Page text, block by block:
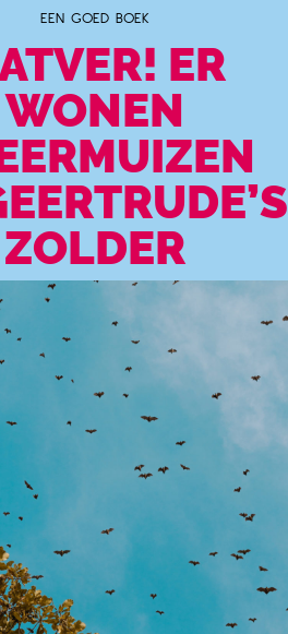
EEN GOED BOEK
ER
WONEN
ZOLDER